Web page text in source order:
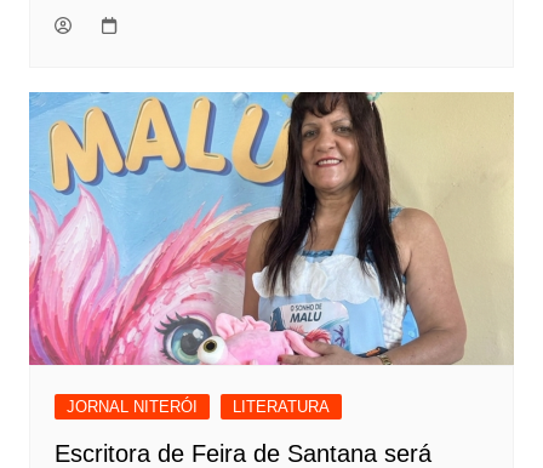
JORNAL NITERÓI LITERATURA
Escritora de Feira de Santana será